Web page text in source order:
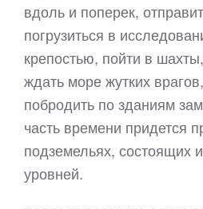
вдоль и поперек,
погрузиться в
крепостью, пойти в
ждать море жутких
побродить по зданиям
часть времени придется
подземельях, состоящих
уровней.